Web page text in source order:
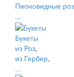
Пионовидные
...
Букеты
из Роз,
из Гербер,
...